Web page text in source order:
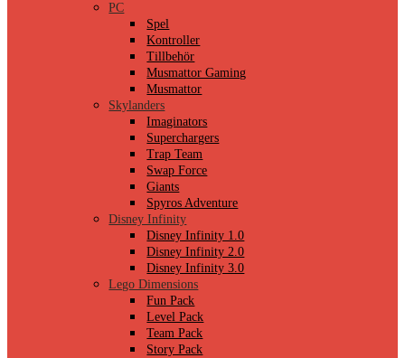
PC
Spel
Kontroller
Tillbehör
Musmattor Gaming
Musmattor
Skylanders
Imaginators
Superchargers
Trap Team
Swap Force
Giants
Spyros Adventure
Disney Infinity
Disney Infinity 1.0
Disney Infinity 2.0
Disney Infinity 3.0
Lego Dimensions
Fun Pack
Level Pack
Team Pack
Story Pack